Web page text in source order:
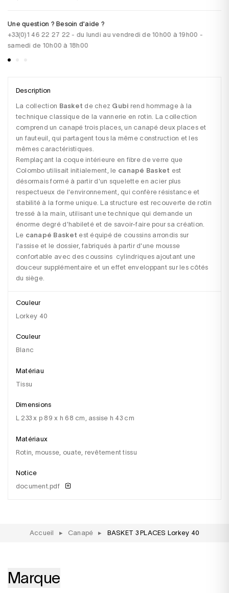
Une question ? Besoin d'aide ?
+33(0)1 46 22 27 22 - du lundi au vendredi de 10h00 à 19h00 -
samedi de 10h00 à 18h00
Description
La collection Basket de chez Gubi rend hommage à la
technique classique de la vannerie en rotin. La collection
comprend un canapé trois places, un canapé deux places et
un fauteuil, qui partagent tous la même construction et les
mêmes caractéristiques.
Remplaçant la coque intérieure en fibre de verre que
Colombo utilisait initialement, le canapé Basket est
désormais formé à partir d'un squelette en acier plus
respectueux de l'environnement, qui confère résistance et
stabilité à la forme unique. La structure est recouverte de rotin
tressé à la main, utilisant une technique qui demande un
énorme degré d'habileté et de savoir-faire pour sa création.
Le canapé Basket est équipé de coussins arrondis sur
l'assise et le dossier, fabriqués à partir d'une mousse
confortable avec des coussins  cylindriques ajoutant une
douceur supplémentaire et un effet enveloppant sur les côtés
Couleur
Lorkey 40
Couleur
blanc
Matériau
tissu
Dimensions
l 233 x p 89 x h 68 cm, assise h 43 cm
Matériaux
rotin, mousse, ouate, revêtement tissu
Notice
document.pdf
Accueil ▸ Canapé ▸ BASKET 3 PLACES Lorkey 40
Marque